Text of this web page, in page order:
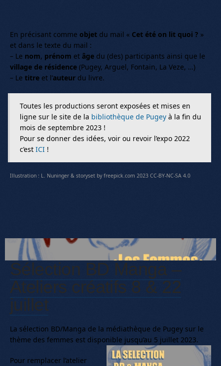
En précisant comme objet du mail « Cet été on lit quoi ? »
et dans le texte du mail :
– Le nom, prénom et âge du (des) participants ainsi que le
village de résidence (Pugey, Arguel, Fontain, La Veze, …)
– Le titre et l’auteur du livre.
Toutes les productions seront exposées et mises en
ligne sur le site de la bibliothèque de Pugey à la fin du
mois de septembre 2023 !
Pour se donner des idées, voir ou revoir l’expo 2022
c’est ICI !
Illustration : L. Nuninger & storyset by freepick.com 2023 CC-BY-NC-SA 4.0
Sélection BD Manga –
Ateliers créatifs 8 & 22
juillet
La sélection BD/Manga de la médiathèque de Pugey sur le
thème des femmes est disponible jusqu’au 5 juillet 2023.
Pour remplacer l’atelier